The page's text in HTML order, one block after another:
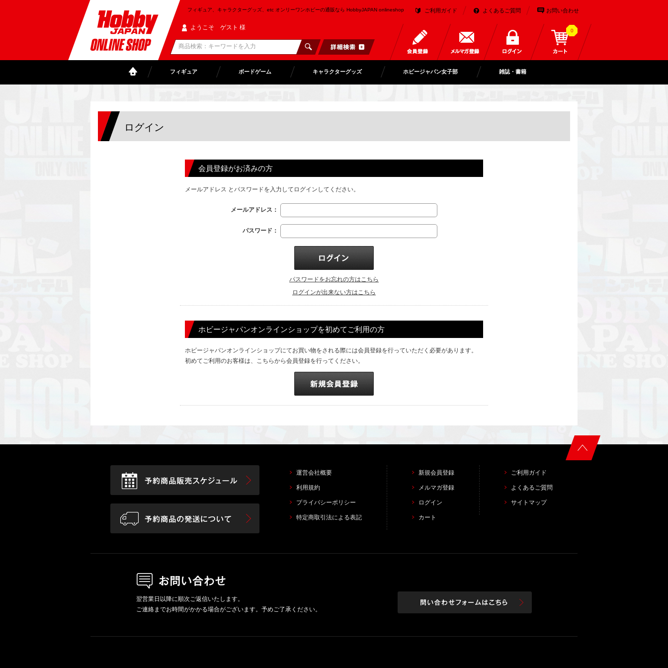
フィギュア、キャラクターグッズ、etc オンリーワンホビーの通販なら HobbyJAPAN onlineshop ご利用ガイド よくあるご質問 お問い合わせ
ようこそ ゲスト 様 0
フィギュア ボードゲーム キャラクターグッズ ホビージャパン女子部 雑誌・書籍
ログイン
会員登録がお済みの方
メールアドレス とパスワードを入力してログインしてください。
メールアドレス：
パスワード：
パスワードをお忘れの方はこちら
ログインが出来ない方はこちら
ホビージャパンオンラインショップを初めてご利用の方
ホビージャパンオンラインショップにてお買い物をされる際には会員登録を行っていただく必要があります。
初めてご利用のお客様は、こちらから会員登録を行ってください。
運営会社概要
利用規約
プライバシーポリシー
特定商取引法による表記
新規会員登録
メルマガ登録
ログイン
カート
ご利用ガイド
よくあるご質問
サイトマップ
翌営業日以降に順次ご返信いたします。
ご連絡までお時間がかかる場合がございます。予めご了承ください。